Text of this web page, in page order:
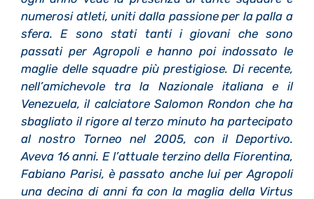
numerosi atleti, uniti dalla passione per la palla a
sfera. E sono stati tanti i giovani che sono
passati per Agropoli e hanno poi indossato le
maglie delle squadre più prestigiose. Di recente,
nell’amichevole tra la Nazionale italiana e il
Venezuela, il calciatore Salomon Rondon che ha
sbagliato il rigore al terzo minuto ha partecipato
al nostro Torneo nel 2005, con il Deportivo.
Aveva 16 anni. E l’attuale terzino della Fiorentina,
Fabiano Parisi, è passato anche lui per Agropoli
una decina di anni fa con la maglia della Virtus